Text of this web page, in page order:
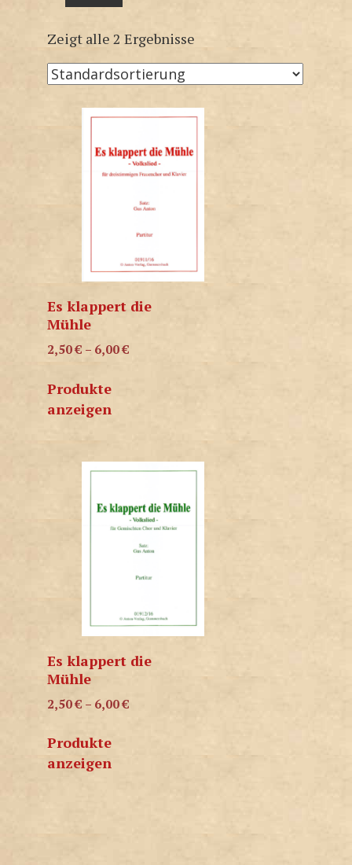
Zeigt alle 2 Ergebnisse
Es klappert die
Mühle
2,50€ – 6,00€
Produkte
anzeigen
Es klappert die
Mühle
2,50€ – 6,00€
Produkte
anzeigen